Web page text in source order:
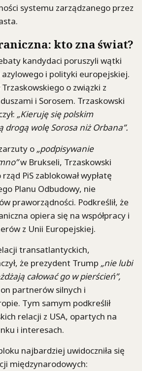
systemu zarządzanego przez
kto zna świat?
kandydaci poruszyli wątki
i polityki europejskiej.
o związki z
i Sorosem. Trzaskowski
„Kieruję się polskim
drogą wolę Sorosa niż Orbana”.
o „podpisywanie
w Brukseli, Trzaskowski
PiS zablokował wypłatę
Planu Odbudowy, nie
praworządności. Podkreślił, że
opiera się na współpracy i
z Unii Europejskiej.
transatlantyckich,
że prezydent Trump „nie lubi
całować go w pierścień”,
partnerów silnych i
Tym samym podkreślił
relacji z USA, opartych na
i interesach.
najbardziej uwidoczniła się
międzynarodowych: